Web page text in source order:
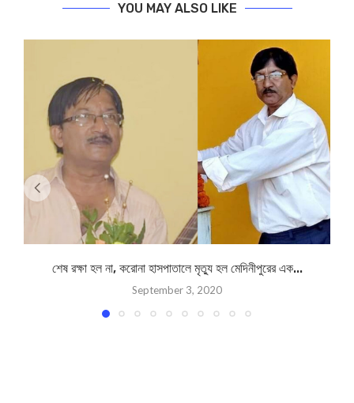
YOU MAY ALSO LIKE
শেষ রক্ষা হল না, করোনা হাসপাতালে মৃত্যু হল মেদিনীপুরের এক...
September 3, 2020